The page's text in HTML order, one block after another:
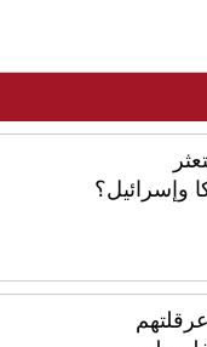
وإسرائيل؟